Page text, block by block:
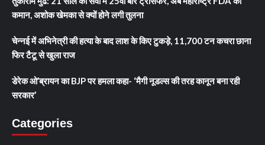
कमान, अशोक खेमका से क्यों होने लगी तुलना
चेन्नई में अभिनेत्री की हत्या के बाद लाश के किए टुकड़े, 11,700 टन कचरा छाना
फिर टैटू से खुला राज
डेरेक ओ’ब्रायन का BJP पर हमला कहा- ‘मैगी नूडल्स की तरह कानून बना रही
सरकार’
Categories